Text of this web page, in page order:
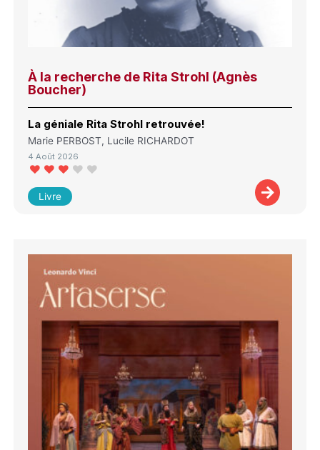
À la recherche de Rita Strohl (Agnès
Boucher)
La géniale Rita Strohl retrouvée!
Marie PERBOST, Lucile RICHARDOT
4 Août 2026
Livre